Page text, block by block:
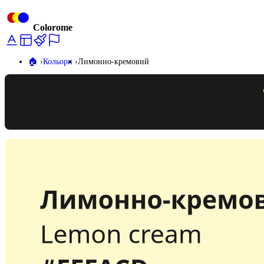
Colorome
🏠️ Кольори Лимонно-кремовий